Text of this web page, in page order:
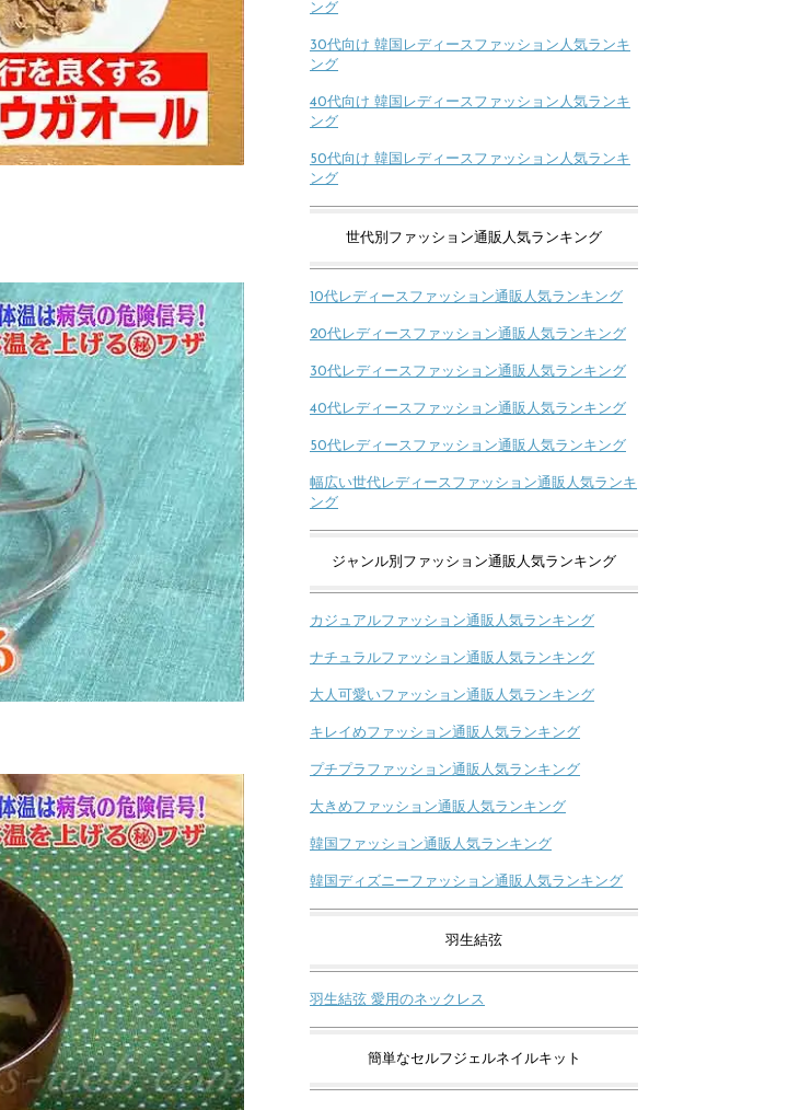
ング
30代向け 韓国レディースファッション人気ランキ
ング
40代向け 韓国レディースファッション人気ランキ
ング
50代向け 韓国レディースファッション人気ランキ
ング
世代別ファッション通販人気ランキング
10代レディースファッション通販人気ランキング
20代レディースファッション通販人気ランキング
30代レディースファッション通販人気ランキング
40代レディースファッション通販人気ランキング
50代レディースファッション通販人気ランキング
幅広い世代レディースファッション通販人気ランキ
ング
ジャンル別ファッション通販人気ランキング
カジュアルファッション通販人気ランキング
ナチュラルファッション通販人気ランキング
大人可愛いファッション通販人気ランキング
キレイめファッション通販人気ランキング
プチプラファッション通販人気ランキング
大きめファッション通販人気ランキング
韓国ファッション通販人気ランキング
韓国ディズニーファッション通販人気ランキング
羽生結弦
羽生結弦 愛用のネックレス
簡単なセルフジェルネイルキット